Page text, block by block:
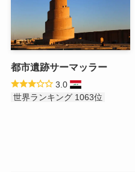
都市遺跡サーマッラー
3.0
世界ランキング 1063位